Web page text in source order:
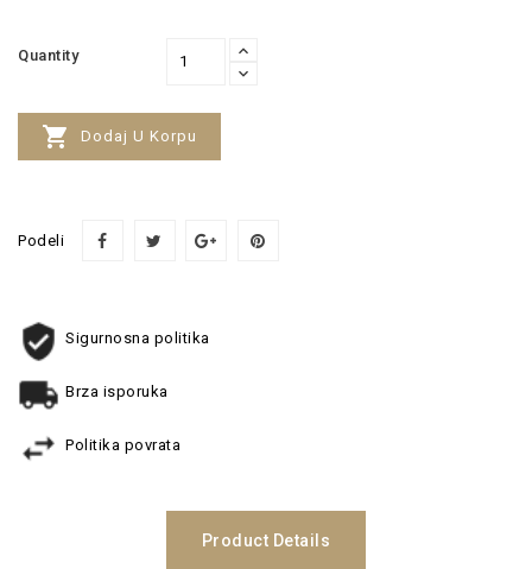
Quantity
 Dodaj U Korpu
Podeli
Sigurnosna politika
Brza isporuka
Politika povrata
Product Details